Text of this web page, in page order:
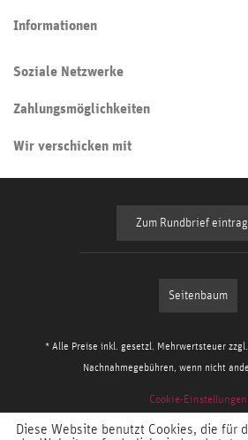
Informationen
Soziale Netzwerke
Zahlungsmöglichkeiten
Wir verschicken mit
Zum Rundbrief
Seitenbaum
* Alle Preise inkl. gesetzl. Mehrwertsteuer zzgl.
Nachnahmegebühren, wenn nicht
Cookie-Einstellungen
Diese Website benutzt Cookies, die für